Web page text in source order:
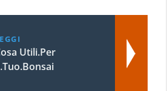
Utili.Per